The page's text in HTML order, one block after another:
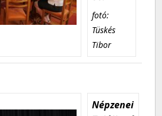
fotó:
Tüskés
Tibor
Népzenei